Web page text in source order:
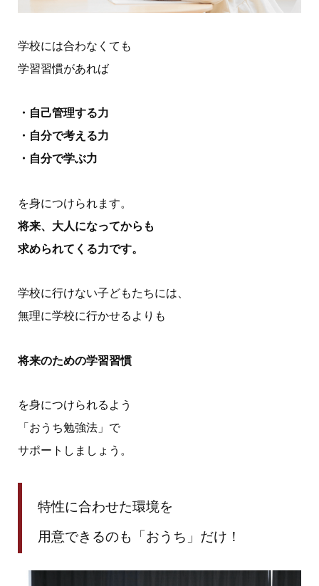
学校には合わなくても
学習習慣があれば
・自己管理する力
・自分で考える力
・自分で学ぶ力
を身につけられます。
将来、大人になってからも
求められてくる力です。
学校に行けない子どもたちには、
無理に学校に行かせるよりも
将来のための学習習慣
を身につけられるよう
「おうち勉強法」で
サポートしましょう。
特性に合わせた環境を
用意できるのも「おうち」だけ！